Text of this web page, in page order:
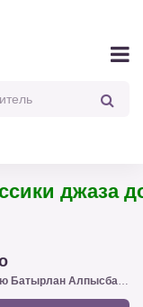
джаза до
Алпысбайұлы - Айко